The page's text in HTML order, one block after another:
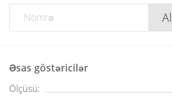
Al
Əsas göstəricilər
Ölçüsü: